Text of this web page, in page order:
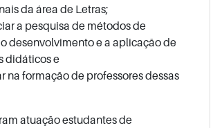
da área de Letras;
a pesquisa de métodos de
desenvolvimento e a aplicação de
didáticos e
na formação de professores dessas
atuação estudantes de